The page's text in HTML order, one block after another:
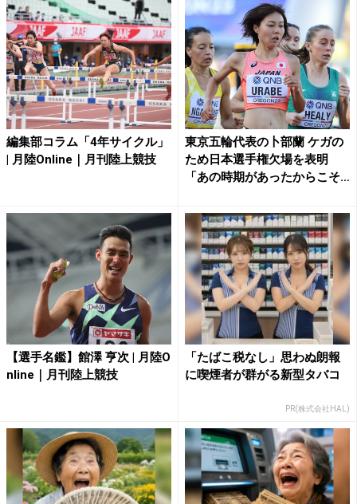
編集部コラム「4年サイクル」
| 月陸Online｜月刊陸上競技
東京五輪代表の卜部蘭 ケガの
ため日本選手権欠場を表明
「あの時期があったからこそ
【選手名鑑】館澤 亨次 | 月陸O
nline｜月刊陸上競技
「たばこ税なし」思わぬ朗報
に喫煙者が群がる新型タバコ
PR(株式会社HAL)